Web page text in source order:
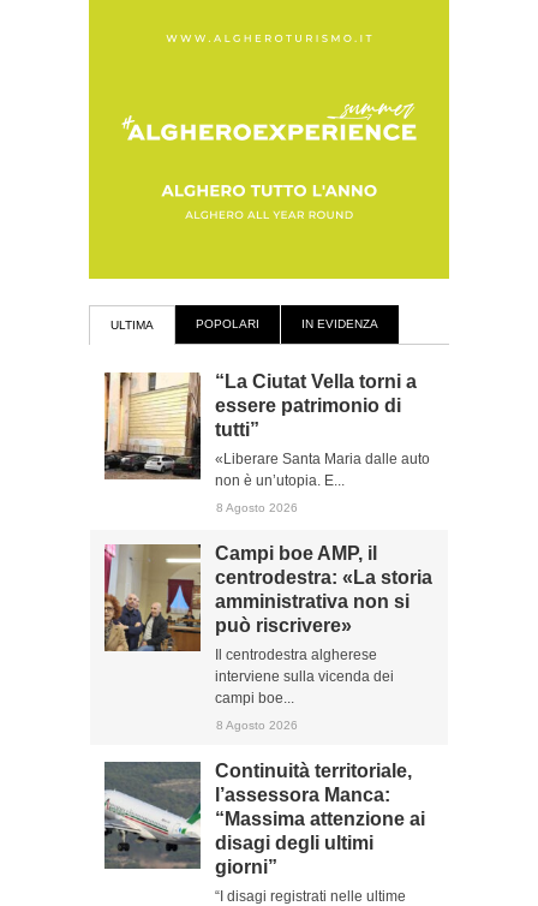
ULTIMA POPOLARI IN EVIDENZA
“La Ciutat Vella torni a
essere patrimonio di
tutti”
«Liberare Santa Maria dalle auto
non è un’utopia. E...
8 Agosto 2026
Campi boe AMP, il
centrodestra: «La storia
amministrativa non si
può riscrivere»
Il centrodestra algherese
interviene sulla vicenda dei
campi boe...
8 Agosto 2026
Continuità territoriale,
l’assessora Manca:
“Massima attenzione ai
disagi degli ultimi
giorni”
“I disagi registrati nelle ultime